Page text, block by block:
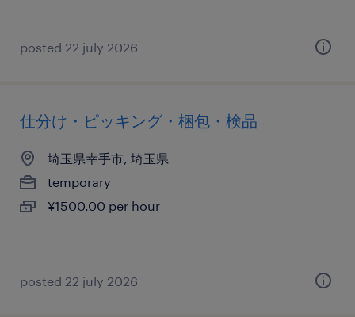
posted 22 july 2026
仕分け・ピッキング・梱包・検品
埼玉県幸手市, 埼玉県
temporary
¥1500.00 per hour
posted 22 july 2026